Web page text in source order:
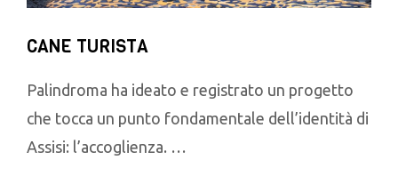
CANE TURISTA
Palindroma ha ideato e registrato un progetto
che tocca un punto fondamentale dell’identità di
Assisi: l’accoglienza. …